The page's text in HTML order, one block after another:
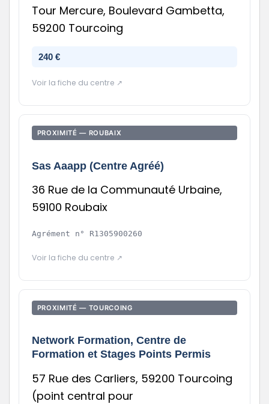
Tour Mercure, Boulevard Gambetta,
59200 Tourcoing
240 €
Voir la fiche du centre ↗
PROXIMITÉ — ROUBAIX
Sas Aaapp (Centre Agréé)
36 Rue de la Communauté Urbaine,
59100 Roubaix
Agrément n° R1305900260
Voir la fiche du centre ↗
PROXIMITÉ — TOURCOING
Network Formation, Centre de
Formation et Stages Points Permis
57 Rue des Carliers, 59200 Tourcoing
(point central pour